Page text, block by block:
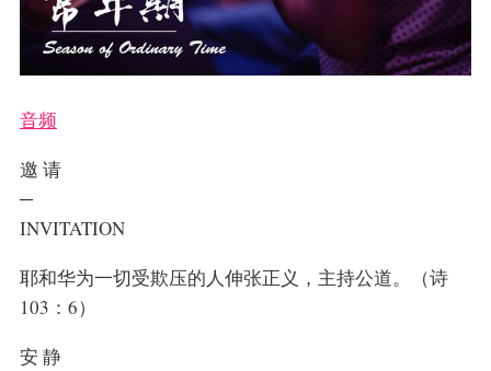
音频
邀 请
─
INVITATION
耶和华为一切受欺压的人伸张正义，主持公道。（诗
103：6）
安 静